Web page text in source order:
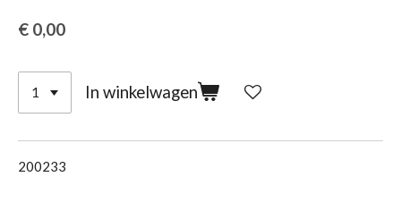
€ 0,00
In winkelwagen
200233